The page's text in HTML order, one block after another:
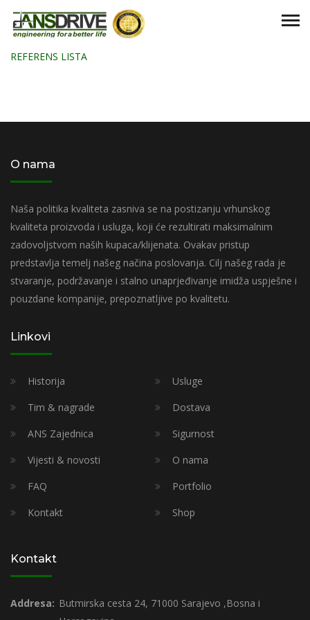
REFERENS LISTA
O nama
Naša politika kvaliteta zasniva se na postizanju vrhunskog
kvaliteta proizvoda i usluga, koji će rezultirati maksimalnim
zadovoljstvom naših kupaca/klijenata. Ovakav pristup
predstavlja temelj našeg načina poslovanja. Cilj našeg rada je
stvaranje, podržavanje i stalno unaprjeđivanje imidža uspješne i
pouzdane kompanije, prepoznatljive po kvalitetu.
Linkovi
Historija
Usluge
Tim & nagrade
Dostava
ANS Zajednica
Sigurnost
Vijesti & novosti
O nama
FAQ
Portfolio
Kontakt
Shop
Kontakt
Addresa: Butmirska cesta 24, 71000 Sarajevo ,Bosna i